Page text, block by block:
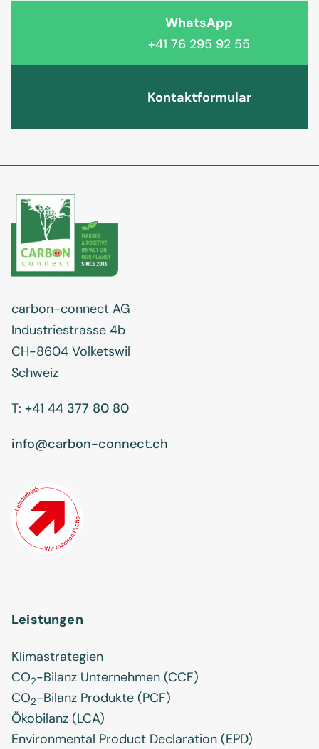
WhatsApp
+41 76 295 92 55
Kontaktformular
carbon-connect AG
Industriestrasse 4b
CH-8604 Volketswil
Schweiz
T: +41 44 377 80 80
info@carbon-connect.ch
Leistungen
Klimastrategien
CO2-Bilanz Unternehmen (CCF)
CO2-Bilanz Produkte (PCF)
Ökobilanz (LCA)
Environmental Product Declaration (EPD)